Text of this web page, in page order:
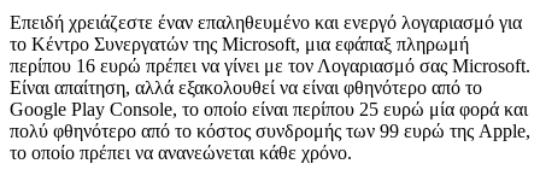
Πρώτα έρχεται η πληρωμή
Επειδή χρειάζεστε έναν επαληθευμένο και ενεργό λογαριασμό για
το Κέντρο Συνεργατών της Microsoft, μια εφάπαξ πληρωμή
περίπου 16 ευρώ πρέπει να γίνει με τον Λογαριασμό σας Microsoft.
Είναι απαίτηση, αλλά εξακολουθεί να είναι φθηνότερο από το